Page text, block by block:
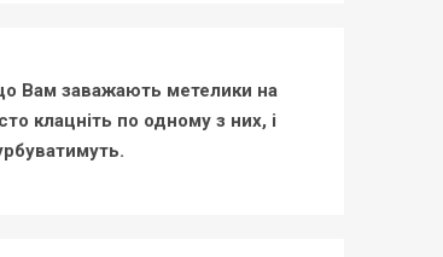
Вам заважають метелики на
клацніть по одному з них, і